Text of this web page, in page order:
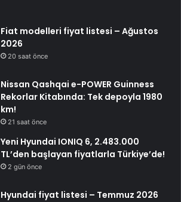
Fiat modelleri fiyat listesi – Ağustos
2026
20 saat önce
Nissan Qashqai e-POWER Guinness
Rekorlar Kitabında: Tek depoyla 1980
km!
21 saat önce
Yeni Hyundai IONIQ 6, 2.483.000
TL’den başlayan fiyatlarla Türkiye’de!
2 gün önce
Hyundai fiyat listesi – Temmuz 2026